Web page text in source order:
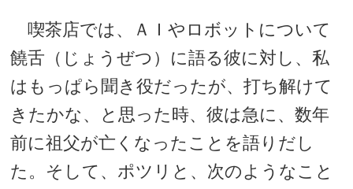
喫茶店では、ＡＩやロボットについて
饒舌（じょうぜつ）に語る彼に対し、私
はもっぱら聞き役だったが、打ち解けて
きたかな、と思った時、彼は急に、数年
前に祖父が亡くなったことを語りだし
た。そして、ポツリと、次のようなこと